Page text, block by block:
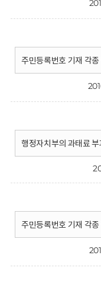
주민등록번호 기재 각
행정자치부의 과태료
주민등록번호 기재 각